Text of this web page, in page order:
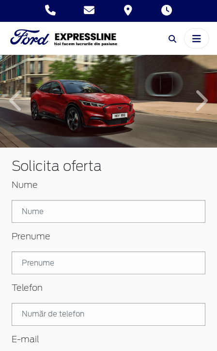
Inapoi
Solicita oferta
Nume
Prenume
Telefon
E-mail